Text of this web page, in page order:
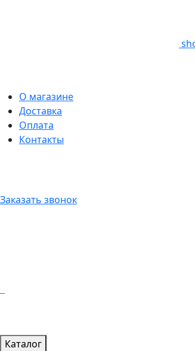
О магазине
Доставка
Оплата
Контакты
Заказать звонок
Каталог